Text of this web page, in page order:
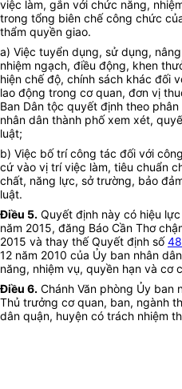
việc làm, gắn với chức năng,
trong tổng biên chế công chức
thẩm quyền giao.
a) Việc tuyển dụng, sử dụng,
nhiệm ngạch, điều động, khen
hiện chế độ, chính sách khác đối
lao động trong cơ quan, đơn vị
Ban Dân tộc quyết định theo
nhân dân thành phố xem xét,
luật;
b) Việc bố trí công tác đối với
cứ vào vị trí việc làm, tiêu chuẩn
chất, năng lực, sở trường, bảo
luật.
Điều 5. Quyết định này có hiệu
năm 2015, đăng Báo Cần Thơ
2015 và thay thế Quyết định số
12 năm 2010 của Ủy ban nhân
năng, nhiệm vụ, quyền hạn và cơ
Điều 6. Chánh Văn phòng Ủy ban
Thủ trưởng cơ quan, ban, ngành
dân quận, huyện có trách nhiệm